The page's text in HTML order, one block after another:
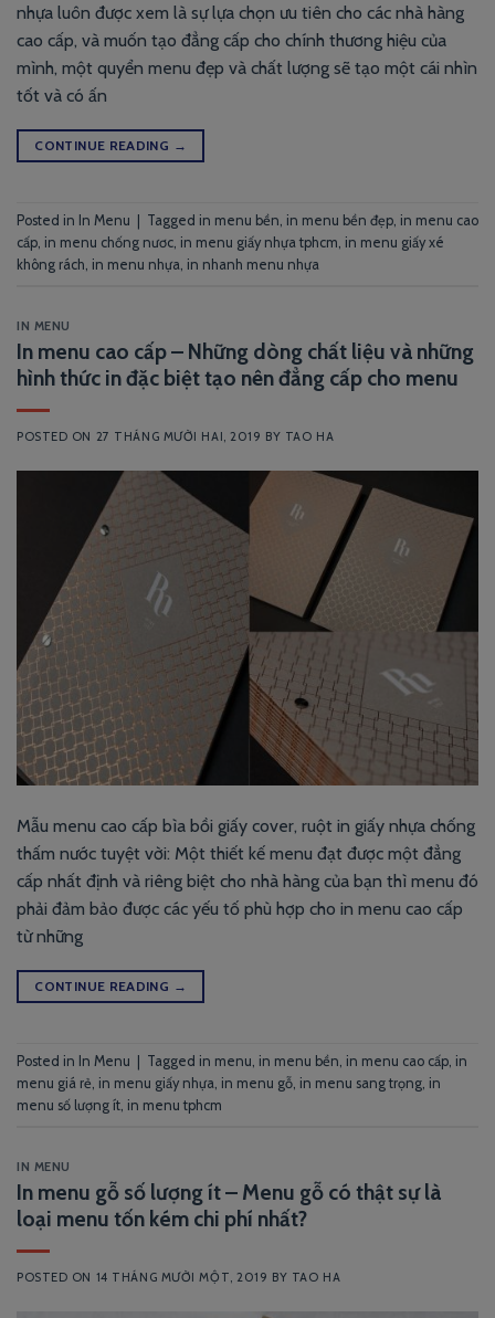
nhựa luôn được xem là sự lựa chọn ưu tiên cho các nhà hàng
cao cấp, và muốn tạo đẳng cấp cho chính thương hiệu của
mình, một quyển menu đẹp và chất lượng sẽ tạo một cái nhìn
tốt và có ấn
CONTINUE READING →
Posted in In Menu Tagged in menu bền in menu bền đẹp in menu cao
cấp in menu chống nươc in menu giấy nhựa tphcm in menu giấy xé
không rách in menu nhựa in nhanh menu nhựa
IN MENU
In menu cao cấp – Những dòng chất liệu và những
hình thức in đặc biệt tạo nên đẳng cấp cho menu
POSTED ON 27 THÁNG MƯỜI HAI, 2019 BY TAO HA
Mẫu menu cao cấp bìa bồi giấy cover, ruột in giấy nhựa chống
thấm nước tuyệt vời: Một thiết kế menu đạt được một đẳng
cấp nhất định và riêng biệt cho nhà hàng của bạn thì menu đó
phải đảm bảo được các yếu tố phù hợp cho in menu cao cấp
từ những
CONTINUE READING →
Posted in In Menu Tagged in menu in menu bền in menu cao cấp in
menu giá rẻ in menu giấy nhựa in menu gỗ in menu sang trọng in
menu số lượng ít in menu tphcm
IN MENU
In menu gỗ số lượng ít – Menu gỗ có thật sự là
loại menu tốn kém chi phí nhất?
POSTED ON 14 THÁNG MƯỜI MỘT, 2019 BY TAO HA